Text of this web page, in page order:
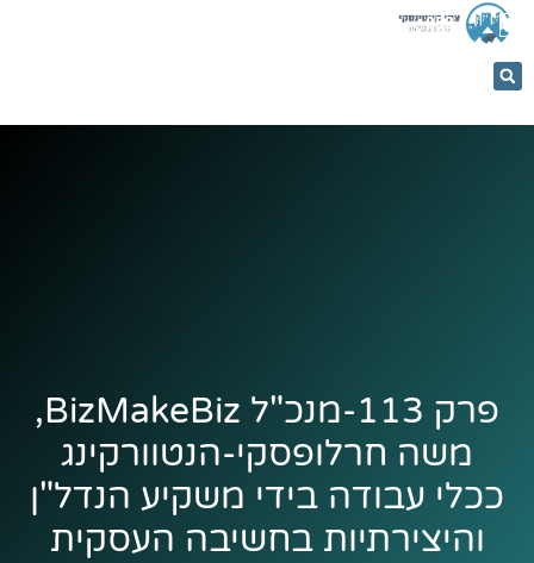
053-
5366884
פרק 113-מנכ"ל BizMakeBiz,
משה חרלופסקי-הנטוורקינג
ככלי עבודה בידי משקיע הנדל"ן
והיצירתיות בחשיבה העסקית